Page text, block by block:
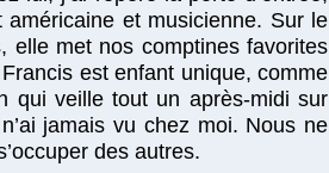
et musicienne. Sur le
elle met nos comptines favorites
est enfant unique, comme
qui veille tout un après-midi sur
jamais vu chez moi. Nous ne
des autres.